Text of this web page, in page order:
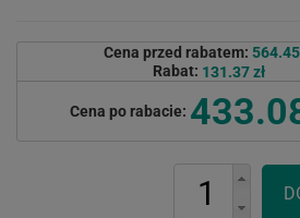
Cena przed rabatem: 564.45
Rabat: 131.37 zł
Cena po rabacie: